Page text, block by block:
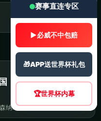
：3名阿森纳球员首
纳球员首发，
赛事直连专区
▶必威不中包赔
🎁APP送世界杯礼包
🏆世界杯内幕